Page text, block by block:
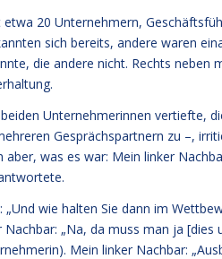
20 Unternehmern,
sich bereits, andere waren
die andere nicht. Rechts
Unternehmerinnen vertiefte,
Gesprächspartnern zu –,
was es war: Mein linker
wie halten Sie dann im
„Na, da muss man ja [dies
Mein linker Nachbar: